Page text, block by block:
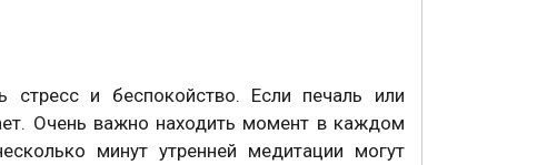
и беспокойство. Если печаль или
Очень важно находить момент в каждом
минут утренней медитации могут